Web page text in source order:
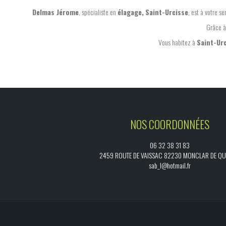
Delmas Jérome , spécialiste en élagage,Saint-Urcisse , est à votre
Grâce
Vous habitez à Saint-
NOS COORDONNÉES
06 32 38 31 83
2459 ROUTE DE VAISSAC 82230 MONCLAR DE
sab_l@hotmail.fr